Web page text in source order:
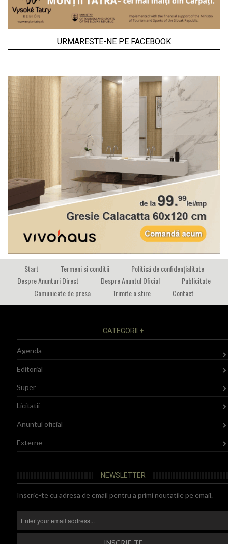
URMARESTE-NE PE FACEBOOK
Start Termeni si conditii
Politică de confidențialitate
Despre Anunturi Direct
Despre Anuntul Oficial
Publicitate
Comunicate de presa
Trimite o stire Contact
CATEGORII +
Agenda
Editorial
Super
Licitatii
Anuntul oficial
Externe
NEWSLETTER
Inscrie-te cu adresa de email pentru a primi noutatile pe email.